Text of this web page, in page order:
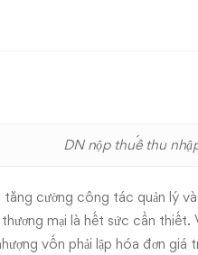
DN nộp thuế thu
cường công tác quản lý
mại là hết sức cần
vốn phải lập hóa đơn